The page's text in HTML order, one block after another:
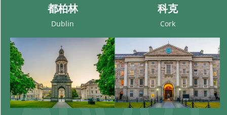
都柏林
Dublin
科克
Cork